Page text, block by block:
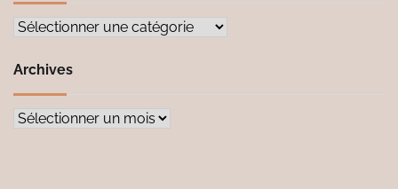
Catégories
Archives
Archives